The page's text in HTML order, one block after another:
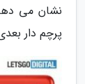
نشان می
پرچم دار